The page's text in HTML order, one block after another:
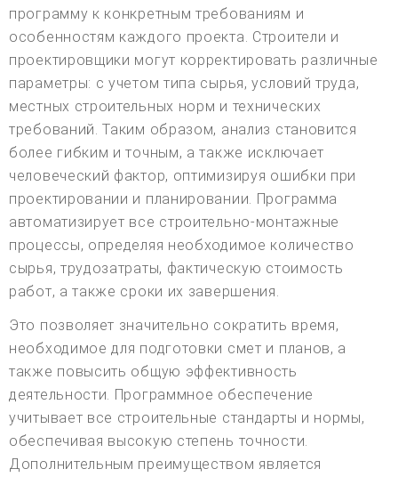
программу к конкретным требованиям и
особенностям каждого проекта. Строители и
проектировщики могут корректировать различные
параметры: с учетом типа сырья, условий труда,
местных строительных норм и технических
требований. Таким образом, анализ становится
более гибким и точным, а также исключает
человеческий фактор, оптимизируя ошибки при
проектировании и планировании. Программа
автоматизирует все строительно-монтажные
процессы, определяя необходимое количество
сырья, трудозатраты, фактическую стоимость
работ, а также сроки их завершения.
Это позволяет значительно сократить время,
необходимое для подготовки смет и планов, а
также повысить общую эффективность
деятельности. Программное обеспечение
учитывает все строительные стандарты и нормы,
обеспечивая высокую степень точности.
Дополнительным преимуществом является